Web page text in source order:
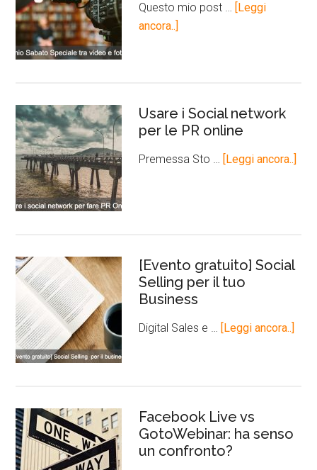
Questo mio post …
[Leggi
ancora..]
Usare i Social network
per le PR online
Premessa Sto … [Leggi ancora..]
[Evento gratuito] Social
Selling per il tuo
Business
Digital Sales e … [Leggi ancora..]
Facebook Live vs
GotoWebinar: ha senso
un confronto?